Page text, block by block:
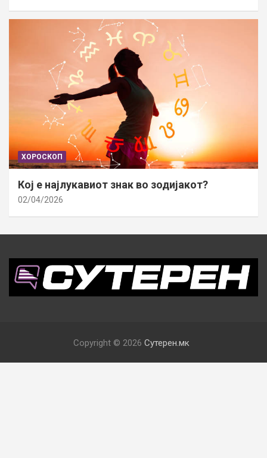
ХОРОСКОП
Кој е најлукавиот знак во зодијакот?
02/04/2026
Copyright © 2026 Сутерен.мк